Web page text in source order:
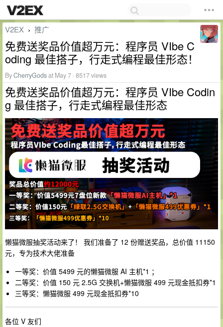
V2EX › 推广
免费送奖品价值超万元：程序员 VIbe C
oding 最佳搭子，行走式编程最佳形态！
ByCherryGodsat May 7 · 8517 views
免费送奖品价值超万元：程序员 VIbe Codin
g 最佳搭子，行走式编程最佳形态
懒猫微服抽奖活动来了！ 我们准备了 12 份赠送奖品，总价值 11150
元，专为技术大佬准备
一等奖：价值 5499 元的懒猫微服 AI 主机*1 ；
二等奖：价值 150 元 2.5G 交换机+懒猫微服 499 元现金抵扣券*1
三等奖：懒猫微服 499 元现金抵扣券*10
各位 V 友们